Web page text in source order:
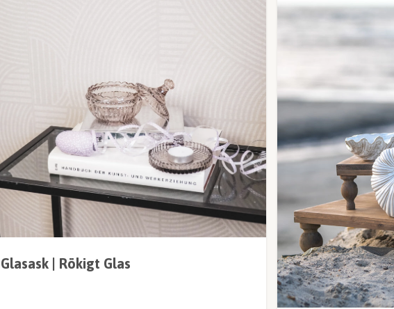
Glasask | Rökigt Glas